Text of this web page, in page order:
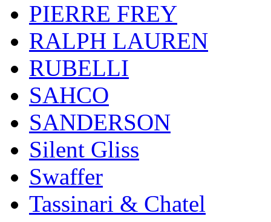
PIERRE FREY
RALPH LAUREN
RUBELLI
SAHCO
SANDERSON
Silent Gliss
Swaffer
Tassinari & Chatel